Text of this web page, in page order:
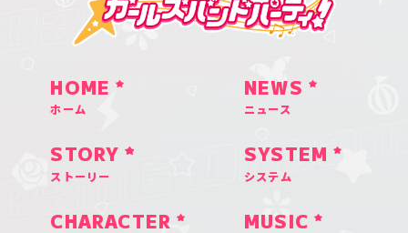
HOME
ホーム
NEWS
ニュース
STORY
ストーリー
SYSTEM
システム
CHARACTER MUSIC